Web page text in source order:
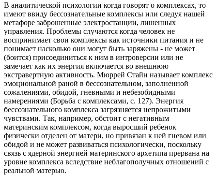
В аналитической психологии когда говорят о комплексах, то
имеют ввиду бессознательные комплексы или следуя нашей
метафоре заброшенные электростанции, лишенных
управления. Проблемы случаются когда человек не
воспринимает свои комплексы как источники питания и не
понимает насколько они могут быть заряжены - не может
(боится) присоединиться к ним в интроверсии или не
замечает как их энергия включается во внешнюю
экстравертную активность. Мюррей Стайн называет комплекс
эмоциональной раной в бессознательном, заполненной
сожалениями, обидой, гневными и небезобидными
намерениями (Борьба с комплексами, с. 127). Энергия
бессознательного комплекса загрязняется непрожитыми
чувствами. Так, например, обстоит с негативным
материнским комплексом, когда выросший ребенок
физически отделен от матери, но привязан к ней гневом или
обидой и не может развиваться психологически, поскольку
связь с ядерной энергией материнского архетипа прервана на
уровне комплекса вследствие неблагополучных отношений с
реальной матерью.